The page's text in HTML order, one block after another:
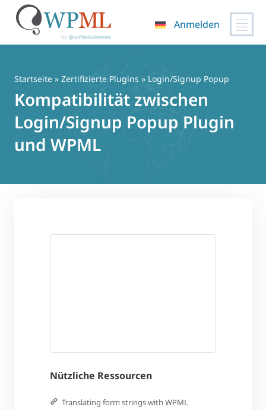
springen
Anmelden
Startseite » Zertifizierte Plugins » Login/Signup Popup
Kompatibilität zwischen
Login/Signup Popup Plugin
und WPML
Nützliche Ressourcen
Translating form strings with WPML